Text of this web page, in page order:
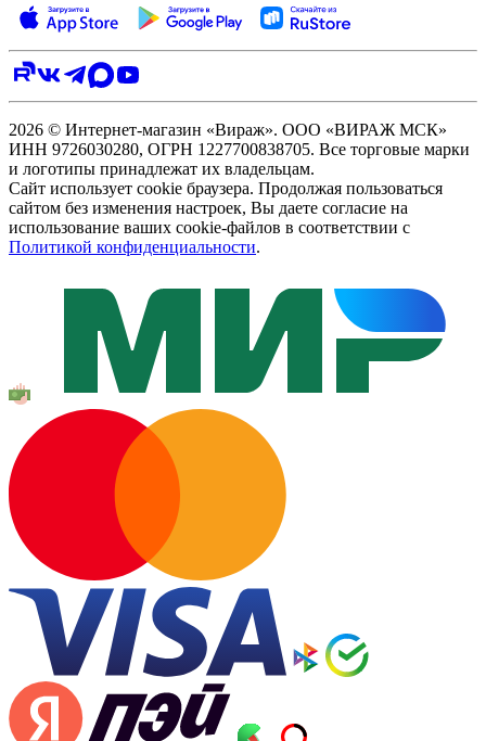
2026 © Интернет-магазин «Вираж». ООО «ВИРАЖ МСК»
ИНН 9726030280, ОГРН 1227700838705. Все торговые марки
и логотипы принадлежат их владельцам.
Сайт использует cookie браузера. Продолжая пользоваться
сайтом без изменения настроек, Вы даете согласие на
использование ваших cookie-файлов в соответствии с
Политикой конфиденциальности.